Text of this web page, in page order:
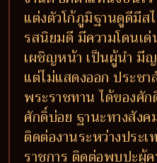
แต่งตัวโก้ภูมิฐานดูดีมีส
รสนิยมดี มีความโดนเ
เผชิญหน้า เป็นผู้นำ มี
แต่ไม่แสดงออก ประช
พระราชทาน ได้ของศั
ศักดิ์บ่อย ฐานะทางสัง
ติดต่องานระหว่างประ
ราชการ ติดต่อพบปะผู้